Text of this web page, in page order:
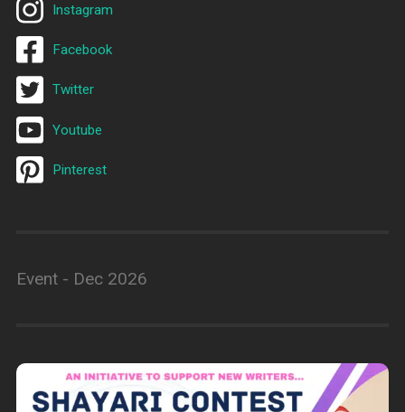
Instagram
Facebook
Twitter
Youtube
Pinterest
Event - Dec 2026